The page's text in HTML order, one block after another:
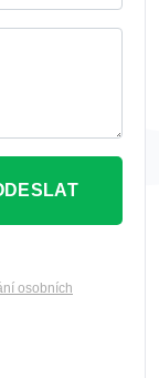
osobních